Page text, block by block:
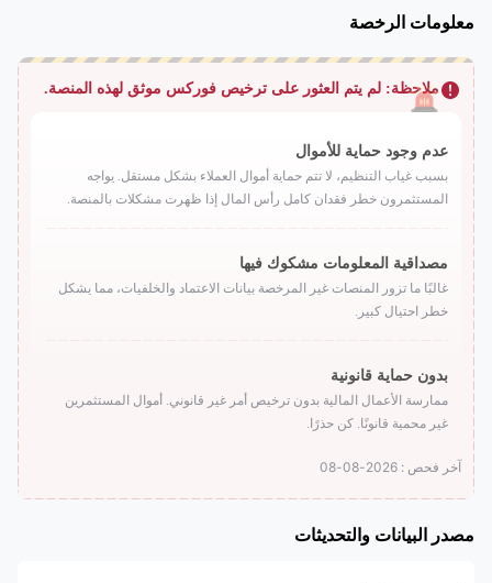
معلومات الرخصة
ملاحظة: لم يتم العثور على ترخيص فوركس موثق لهذه المنصة.
عدم وجود حماية للأموال
بسبب غياب التنظيم، لا تتم حماية أموال العملاء بشكل مستقل. يواجه
المستثمرون خطر فقدان كامل رأس المال إذا ظهرت مشكلات بالمنصة.
مصداقية المعلومات مشكوك فيها
غالبًا ما تزور المنصات غير المرخصة بيانات الاعتماد والخلفيات، مما يشكل
خطر احتيال كبير.
بدون حماية قانونية
ممارسة الأعمال المالية بدون ترخيص أمر غير قانوني. أموال المستثمرين
غير محمية قانونًا. كن حذرًا.
آخر فحص : 2026-08-08
مصدر البيانات والتحديثات